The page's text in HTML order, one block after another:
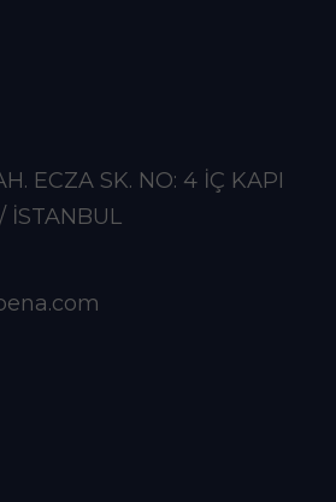
ECZA SK. NO: 4 İÇ KAPI
İSTANBUL